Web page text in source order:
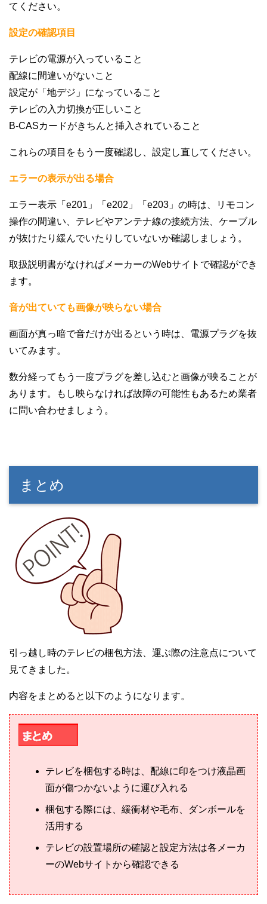
てください。
設定の確認項目
テレビの電源が入っていること
配線に間違いがないこと
設定が「地デジ」になっていること
テレビの入力切換が正しいこと
B‐CASカードがきちんと挿入されていること
これらの項目をもう一度確認し、設定し直してください。
エラーの表示が出る場合
エラー表示「e201」「e202」「e203」の時は、リモコン
操作の間違い、テレビやアンテナ線の接続方法、ケーブル
が抜けたり緩んでいたりしていないか確認しましょう。
取扱説明書がなければメーカーのWebサイトで確認ができ
ます。
音が出ていても画像が映らない場合
画面が真っ暗で音だけが出るという時は、電源プラグを抜
いてみます。
数分経ってもう一度プラグを差し込むと画像が映ることが
あります。もし映らなければ故障の可能性もあるため業者
に問い合わせましょう。
まとめ
引っ越し時のテレビの梱包方法、運ぶ際の注意点について
見てきました。
内容をまとめると以下のようになります。
テレビを梱包する時は、配線に印をつけ液晶画
面が傷つかないように運び入れる
梱包する際には、緩衝材や毛布、ダンボールを
活用する
テレビの設置場所の確認と設定方法は各メーカ
ーのWebサイトから確認できる